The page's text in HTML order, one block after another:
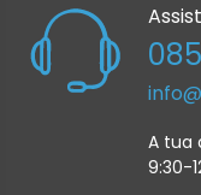
A tua
9:30-